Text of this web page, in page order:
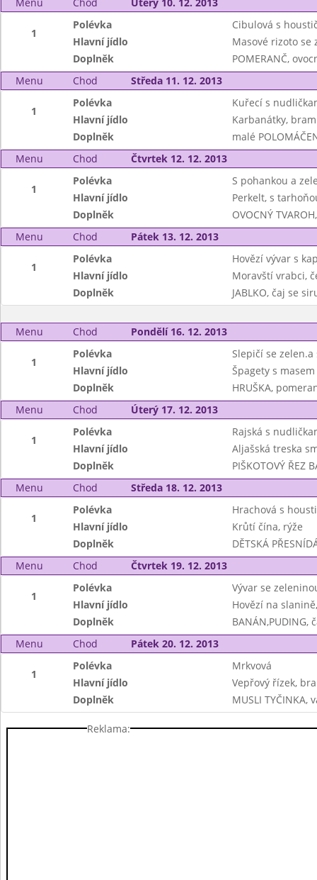
1
Polévka
Cibulová s
Hlavní jídlo
Masové rizoto se
Doplněk
POMERANČ,
Menu
Chod Středa 11. 12. 2013
1
Polévka
Kuřecí s
Hlavní jídlo
Karbanátky,
Doplněk
malé
Menu
Chod Čtvrtek 12. 12. 2013
1
Polévka
S pohankou a
Hlavní jídlo
Perkelt, s
Doplněk
OVOCNÝ
Menu
Chod Pátek 13. 12. 2013
1
Polévka
Hovězí vývar s
Hlavní jídlo
Moravští vrabci,
Doplněk
JABLKO, čaj se
Menu Chod Pondělí 16. 12. 2013
1
Polévka
Slepičí se
Hlavní jídlo
Špagety s
Doplněk
HRUŠKA,
Menu
Chod Úterý 17. 12. 2013
1
Polévka
Rajská s
Hlavní jídlo
Aljašská treska
Doplněk
PIŠKOTOVÝ ŘEZ
Menu
Chod Středa 18. 12. 2013
1
Polévka
Hrachová s
Hlavní jídlo
Krůtí čína, rýže
Doplněk
DĚTSKÁ
Menu
Chod Čtvrtek 19. 12. 2013
1
Polévka
Vývar se
Hlavní jídlo
Hovězí na
Doplněk
BANÁN,PUDING,
Menu
Chod Pátek 20. 12. 2013
1
Polévka
Mrkvová
Hlavní jídlo
Vepřový řízek,
Doplněk
MUSLI
Reklama: